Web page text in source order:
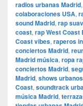
radios urbanas Madrid,
colaboraciones USA,
sound Madrid, rap
coast, rap West Coast
Coast vibes, raperos
conciertos Madrid,
Madrid música, ropa
conciertos Madrid,
Madrid, shows
Coast, soundtrack
música Madrid,